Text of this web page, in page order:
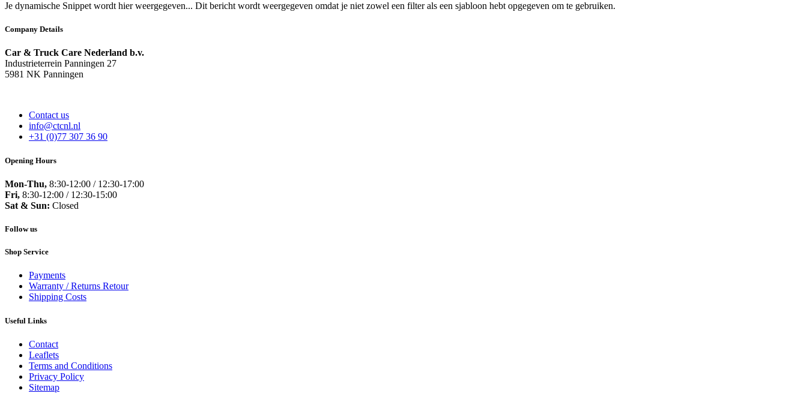
Je dynamische Snippet wordt hier weergegeven... Dit bericht wordt weergegeven omdat je niet zowel een filter als een sjabloon hebt opgegeven om te gebruiken.
Company Details
Car & Truck Care Nederland b.v.
Industrieterrein Panningen 27
5981 NK Panningen
Contact us
info@ctcnl.nl
+31 (0)77 307 36 90
Opening Hours
Mon-Thu, 8:30-12:00 / 12:30-17:00
Fri, 8:30-12:00 / 12:30-15:00
Sat & Sun: Closed
Follow us
Shop Service
Payments
Warranty / Returns Retour
Shipping Costs
Useful Links
Contact
Leaflets
Terms and Conditions
Privacy Policy
Sitemap